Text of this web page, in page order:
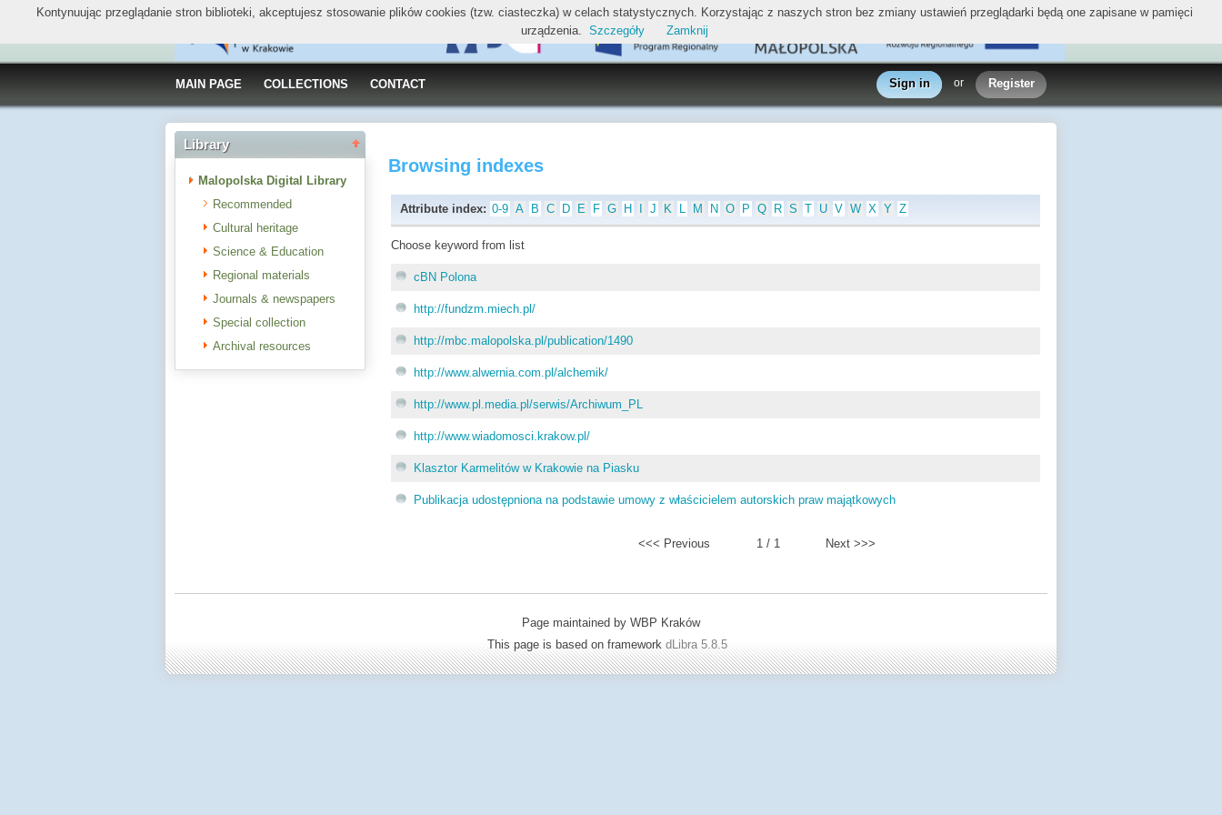
MAIN PAGE COLLECTIONS CONTACT Sign in or Register
Library
Malopolska Digital Library
Recommended
Cultural heritage
Science & Education
Regional materials
Journals & newspapers
Special collection
Archival resources
Browsing indexes
Attribute index: 0-9 A B C D E F G H J K L M N O P Q R S T U V W X Y Z
Choose keyword from list
cBN Polona
http://fundzm.miech.pl/
http://mbc.malopolska.pl/publication/1490
http://www.alwernia.com.pl/alchemik/
http://www.pl.media.pl/serwis/Archiwum_PL
http://www.wiadomosci.krakow.pl/
Klasztor Karmelitów w Krakowie na Piasku
Publikacja udostępniona na podstawie umowy z właścicielem autorskich praw majątkowych
<<< Previous 1 / 1 Next >>>
Page maintained by WBP Kraków
This page is based on framework dLibra 5.8.5
Kontynuując przeglądanie stron biblioteki, akceptujesz stosowanie plików cookies (tzw. ciasteczka) w celach statystycznych. Korzystając z naszych stron bez zmiany ustawień przeglądarki będą one zapisane w pamięci
urządzenia. Szczegóły Zamknij